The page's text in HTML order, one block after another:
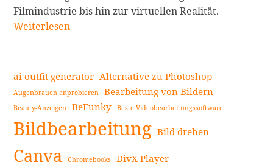
Filmindustrie bis hin zur virtuellen Realität.
Weiterlesen
Seitenleiste
ai outfit generator Alternative zu Photoshop
Augenbrauen anprobieren Bearbeitung von Bildern
Beauty-Anzeigen BeFunky Beste Videobearbeitungssoftware
Bildbearbeitung Bild drehen
Canva Chromebooks DivX Player